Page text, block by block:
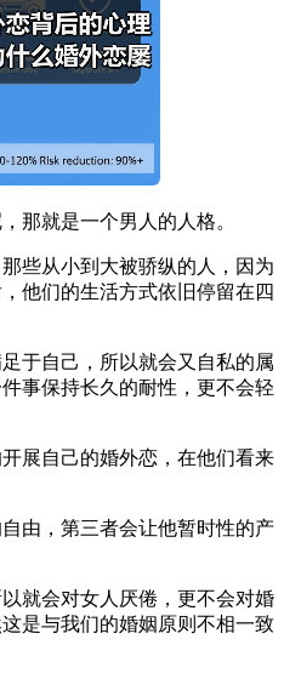
那就是一个男人的人格。
些从小到大被骄纵的人，因为
他们的生活方式依旧停留在四
于自己，所以就会又自私的属
事保持长久的耐性，更不会轻
展自己的婚外恋，在他们看来
由，第三者会让他暂时性的产
就会对女人厌倦，更不会对婚
是与我们的婚姻原则不相一致